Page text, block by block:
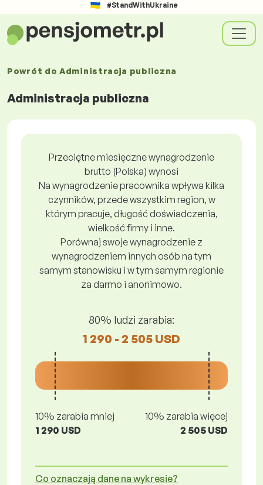
#StandWithUkraine
Powrót do Administracja publiczna
Administracja publiczna
Przeciętne miesięczne wynagrodzenie
brutto (Polska) wynosi
Na wynagrodzenie pracownika wpływa kilka
czynników, przede wszystkim region, w
którym pracuje, długość doświadczenia,
wielkość firmy i inne.
Porównaj swoje wynagrodzenie z
wynagrodzeniem innych osób na tym
samym stanowisku i w tym samym regionie
za darmo i anonimowo.
80% ludzi zarabia:
1 290 - 2 505 USD
10% zarabia mniej
1 290 USD
10% zarabia więcej
2 505 USD
Co oznaczają dane na wykresie?